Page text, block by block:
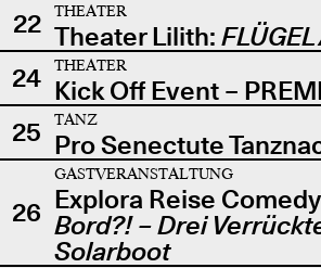
22
THEATER
Theater Lilith:
24
THEATER
Kick Off Event –
25
TANZ
Pro Senectute
26
GASTVERANSTALTUNG
Explora Reise
Bord?! – Drei
Solarboot